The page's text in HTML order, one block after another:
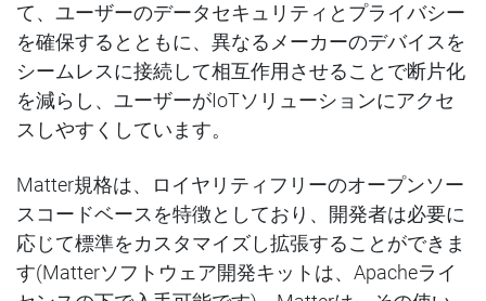
て、ユーザーのデータセキュリティとプライバシー
を確保するとともに、異なるメーカーのデバイスを
シームレスに接続して相互作用させることで断片化
を減らし、ユーザーがIoTソリューションにアクセ
スしやすくしています。
Matter規格は、ロイヤリティフリーのオープンソー
スコードベースを特徴としており、開発者は必要に
応じて標準をカスタマイズし拡張することができま
す(Matterソフトウェア開発キットは、Apacheライ